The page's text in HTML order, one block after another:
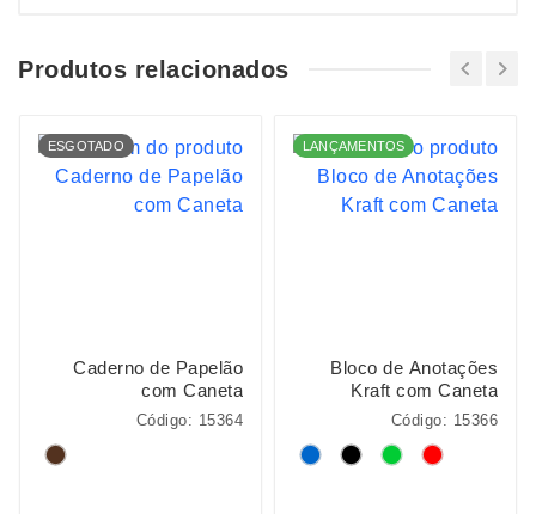
Produtos relacionados
ESGOTADO
Caderno de Papelão
com Caneta
Código: 15364
LANÇAMENTOS
Bloco de Anotações
Kraft com Caneta
Código: 15366